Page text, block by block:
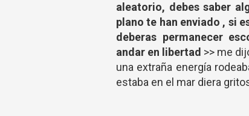
aleatorio, debes saber
plano te han enviado , si
deberas permanecer
andar en libertad >> me
una extraña energía
estaba en el mar diera